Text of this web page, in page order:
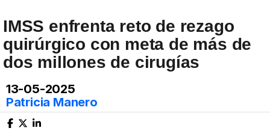
IMSS enfrenta reto de rezago
quirúrgico con meta de más de
dos millones de cirugías
13-05-2025
Patricia Manero